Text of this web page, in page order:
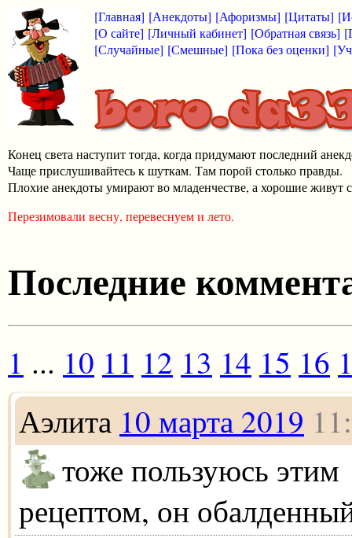
[Главная] [Анекдоты] [Афоризмы] [Цитаты]
[О сайте] [Личный кабинет] [Обратная связь]
[Случайные] [Смешные] [Пока без оценки]
Конец света наступит тогда, когда придумают последний
Чаще прислушивайтесь к шуткам. Там порой столько правды.
Плохие анекдоты умирают во младенчестве, а хорошие живут
Перезимовали весну, перевеснуем и лето.
Последние
1 ... 10 11 12 13 14 15 16
Аэлита 10 марта 2019
тоже пользуюсь этим
рецептом, он